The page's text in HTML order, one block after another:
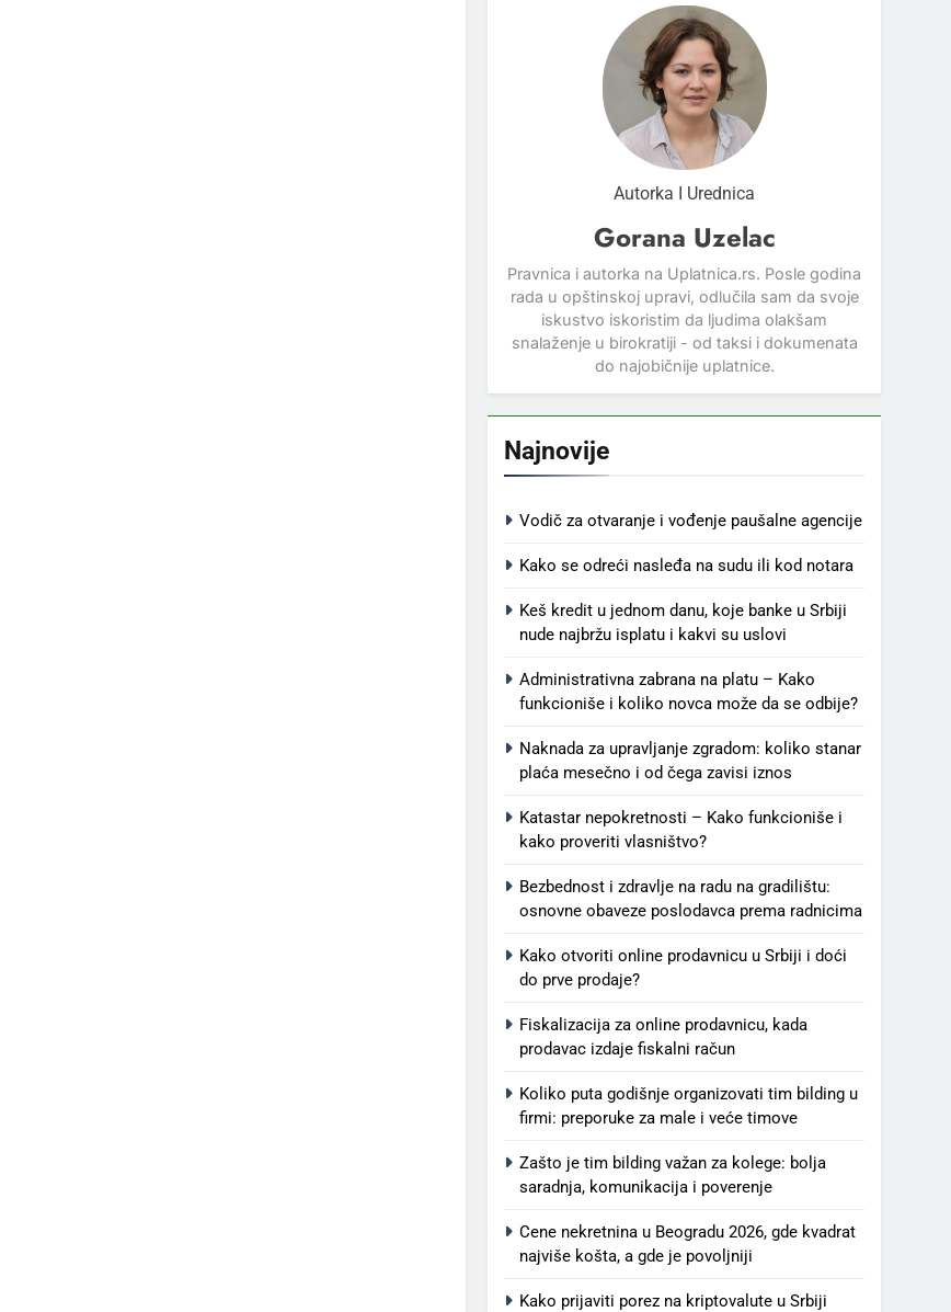
Autorka I Urednica
Gorana Uzelac
Pravnica i autorka na Uplatnica.rs. Posle godina
rada u opštinskoj upravi, odlučila sam da svoje
iskustvo iskoristim da ljudima olakšam
snalaženje u birokratiji - od taksi i dokumenata
do najobičnije uplatnice.
Najnovije
Vodič za otvaranje i vođenje paušalne agencije
Kako se odreći nasleđa na sudu ili kod notara
Keš kredit u jednom danu, koje banke u Srbiji
nude najbržu isplatu i kakvi su uslovi
Administrativna zabrana na platu – Kako
funkcioniše i koliko novca može da se odbije?
Naknada za upravljanje zgradom: koliko stanar
plaća mesečno i od čega zavisi iznos
Katastar nepokretnosti – Kako funkcioniše i
kako proveriti vlasništvo?
Bezbednost i zdravlje na radu na gradilištu:
osnovne obaveze poslodavca prema radnicima
Kako otvoriti online prodavnicu u Srbiji i doći
do prve prodaje?
Fiskalizacija za online prodavnicu, kada
prodavac izdaje fiskalni račun
Koliko puta godišnje organizovati tim bilding u
firmi: preporuke za male i veće timove
Zašto je tim bilding važan za kolege: bolja
saradnja, komunikacija i poverenje
Cene nekretnina u Beogradu 2026, gde kvadrat
najviše košta, a gde je povoljniji
Kako prijaviti porez na kriptovalute u Srbiji